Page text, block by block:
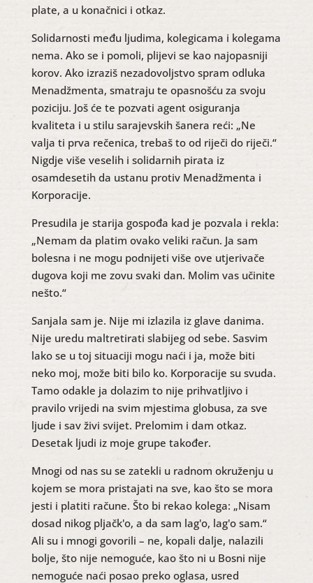
plate, a u konačnici i otkaz.
Solidarnosti među ljudima, kolegicama i kolegama
nema. Ako se i pomoli, plijevi se kao najopasniji
korov. Ako izraziš nezadovoljstvo spram odluka
Menadžmenta, smatraju te opasnošću za svoju
poziciju. Još će te pozvati agent osiguranja
kvaliteta i u stilu sarajevskih šanera reći: „Ne
valja ti prva rečenica, trebaš to od riječi do riječi.“
Nigdje više veselih i solidarnih pirata iz
osamdesetih da ustanu protiv Menadžmenta i
Korporacije.
Presudila je starija gospođa kad je pozvala i rekla:
„Nemam da platim ovako veliki račun. Ja sam
bolesna i ne mogu podnijeti više ove utjerivače
dugova koji me zovu svaki dan. Molim vas učinite
nešto.“
Sanjala sam je. Nije mi izlazila iz glave danima.
Nije uredu maltretirati slabijeg od sebe. Sasvim
lako se u toj situaciji mogu naći i ja, može biti
neko moj, može biti bilo ko. Korporacije su svuda.
Tamo odakle ja dolazim to nije prihvatljivo i
pravilo vrijedi na svim mjestima globusa, za sve
ljude i sav živi svijet. Prelomim i dam otkaz.
Desetak ljudi iz moje grupe također.
Mnogi od nas su se zatekli u radnom okruženju u
kojem se mora pristajati na sve, kao što se mora
jesti i platiti račune. Što bi rekao kolega: „Nisam
dosad nikog pljačk'o, a da sam lag'o, lag'o sam.“
Ali su i mnogi govorili – ne, kopali dalje, nalazili
bolje, što nije nemoguće, kao što ni u Bosni nije
nemoguće naći posao preko oglasa, usred